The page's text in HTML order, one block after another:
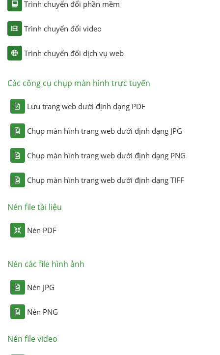
Trình chuyển đổi phần mềm
Trình chuyển đổi video
Trình chuyển đổi dịch vụ web
Các công cụ chụp màn hình trực tuyến
Lưu trang web dưới định dạng PDF
Chụp màn hình trang web dưới định dạng JPG
Chụp màn hình trang web dưới định dạng PNG
Chụp màn hình trang web dưới định dạng TIFF
Nén file tài liệu
Nén PDF
Nén các file hình ảnh
Nén JPG
Nén PNG
Nén file video